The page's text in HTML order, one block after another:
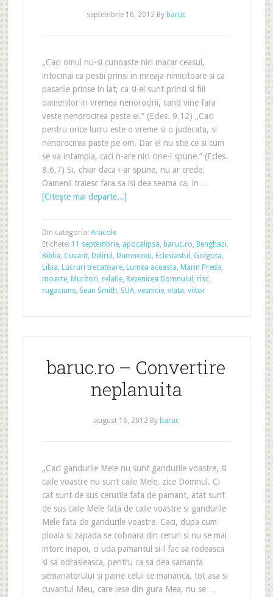
septembrie 16, 2012 By baruc
„Caci omul nu-si cunoaste nici macar ceasul,
intocmai ca pestii prinsi in mreaja nimicitoare si ca
pasarile prinse in lat; ca si ei sunt prinsi si fiii
oamenilor in vremea nenorocirii, cand vine fara
veste nenorocirea peste ei.” (Ecles. 9.12) „Caci
pentru orice lucru este o vreme si o judecata, si
nenorocirea paste pe om. Dar el nu stie ce si cum
se va intampla, caci n-are nici cine-i spune.” (Ecles.
8.6,7) Si, chiar daca i-ar spune, nu ar crede.
Oamenii traiesc fara sa isi dea seama ca, in …
[Citeşte mai departe...]
Din categoria: Articole
Etichete: 11 septembrie, apocalipsa, baruc.ro, Benghazi,
Biblia, Cuvant, Delirul , Dumnezeu, Eclesiastul , Golgota,
Libia, Lucruri trecatoare, Lumea aceasta, Marin Preda,
moarte, Muritori, relatie, Revenirea Domnului, risc,
rugaciune, Sean Smith, SUA, vesnicie, viata, viitor
baruc.ro – Convertire
neplanuita
august 16, 2012 By baruc
„Caci gandurile Mele nu sunt gandurile voastre, si
caile voastre nu sunt caile Mele, zice Domnul. Ci
cat sunt de sus cerurile fata de pamant, atat sunt
de sus caile Mele fata de caile voastre si gandurile
Mele fata de gandurile voastre. Caci, dupa cum
ploaia si zapada se coboara din ceruri si nu se mai
intorc inapoi, ci uda pamantul si-l fac sa rodeasca
si sa odrasleasca, pentru ca sa dea samanta
semanatorului si paine celui ce mananca, tot asa si
cuvantul Meu, care iese din gura Mea, nu se …